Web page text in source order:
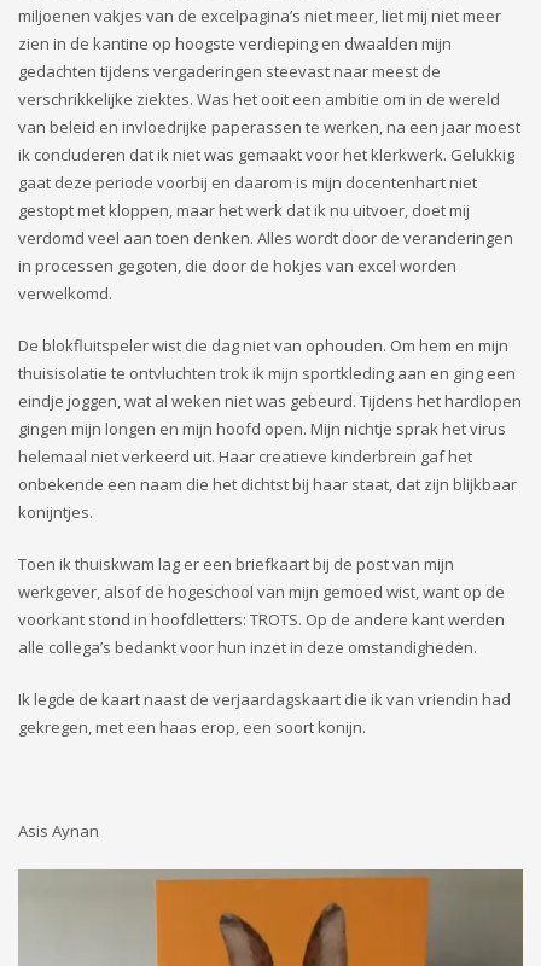
miljoenen vakjes van de excelpagina’s niet meer, liet mij niet meer
zien in de kantine op hoogste verdieping en dwaalden mijn
gedachten tijdens vergaderingen steevast naar meest de
verschrikkelijke ziektes. Was het ooit een ambitie om in de wereld
van beleid en invloedrijke paperassen te werken, na een jaar moest
ik concluderen dat ik niet was gemaakt voor het klerkwerk. Gelukkig
gaat deze periode voorbij en daarom is mijn docentenhart niet
gestopt met kloppen, maar het werk dat ik nu uitvoer, doet mij
verdomd veel aan toen denken. Alles wordt door de veranderingen
in processen gegoten, die door de hokjes van excel worden
verwelkomd.
De blokfluitspeler wist die dag niet van ophouden. Om hem en mijn
thuisisolatie te ontvluchten trok ik mijn sportkleding aan en ging een
eindje joggen, wat al weken niet was gebeurd. Tijdens het hardlopen
gingen mijn longen en mijn hoofd open. Mijn nichtje sprak het virus
helemaal niet verkeerd uit. Haar creatieve kinderbrein gaf het
onbekende een naam die het dichtst bij haar staat, dat zijn blijkbaar
konijntjes.
Toen ik thuiskwam lag er een briefkaart bij de post van mijn
werkgever, alsof de hogeschool van mijn gemoed wist, want op de
voorkant stond in hoofdletters: TROTS. Op de andere kant werden
alle collega’s bedankt voor hun inzet in deze omstandigheden.
Ik legde de kaart naast de verjaardagskaart die ik van vriendin had
gekregen, met een haas erop, een soort konijn.
Asis Aynan